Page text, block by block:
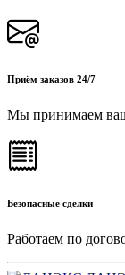
Приём заказов 24/7
Мы принимаем
Безопасные сделки
Работаем по